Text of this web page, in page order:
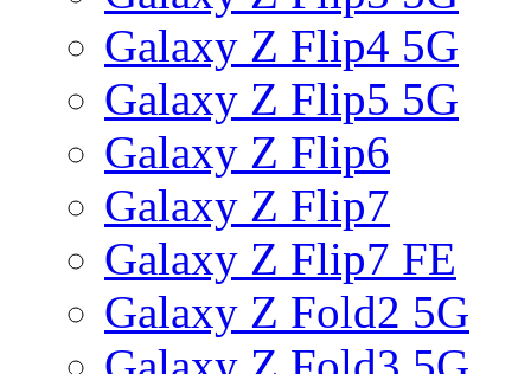
Galaxy Z Flip4 5G
Galaxy Z Flip5 5G
Galaxy Z Flip6
Galaxy Z Flip7
Galaxy Z Flip7 FE
Galaxy Z Fold2 5G